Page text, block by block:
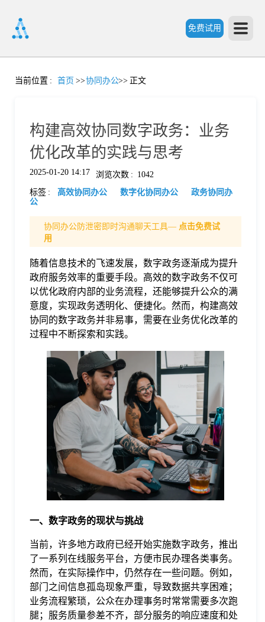
免费试用
首
格
当前位置 : 首页 >>协同办公>> 正文
构建高效协同数字政务：业务
优化改革的实践与思考
2025-01-20 14:17 浏览次数 : 1042
标签 : 高效协同办公 数字化协同办公
政务协同办
公
协同办公防泄密即时沟通聊天工具— 点击免费试
用
随着信息技术的飞速发展，数字政务逐渐成为提升
政府服务效率的重要手段。高效的数字政务不仅可
以优化政府内部的业务流程，还能够提升公众的满
意度，实现政务透明化、便捷化。然而，构建高效
协同的数字政务并非易事，需要在业务优化改革的
过程中不断探索和实践。
一、数字政务的现状与挑战
当前，许多地方政府已经开始实施数字政务，推出
了一系列在线服务平台，方便市民办理各类事务。
然而，在实际操作中，仍然存在一些问题。例如，
部门之间信息孤岛现象严重，导致数据共享困难；
业务流程繁琐，公众在办理事务时常常需要多次跑
腿；服务质量参差不齐，部分服务的响应速度和处